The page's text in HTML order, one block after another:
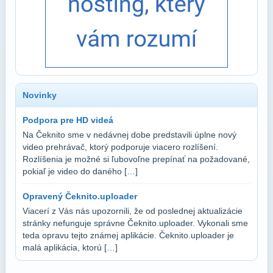
Novinky
Podpora pre HD videá
Na Čeknito sme v nedávnej dobe predstavili úplne nový
video prehrávač, ktorý podporuje viacero rozlíšení.
Rozlíšenia je možné si ľubovoľne prepínať na požadované,
pokiaľ je video do daného […]
Opravený Čeknito.uploader
Viacerí z Vás nás upozornili, že od poslednej aktualizácie
stránky nefunguje správne Čeknito.uploader. Vykonali sme
teda opravu tejto známej aplikácie. Čeknito.uploader je
malá aplikácia, ktorú […]